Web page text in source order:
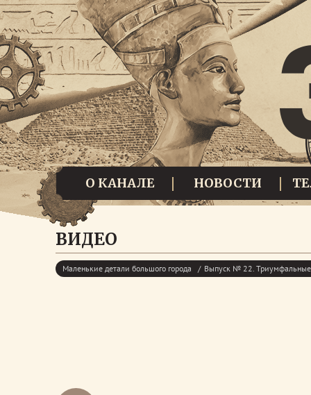
О КАНАЛЕ НОВОСТИ
ВИДЕО
Маленькие детали большого города Выпуск № 22.